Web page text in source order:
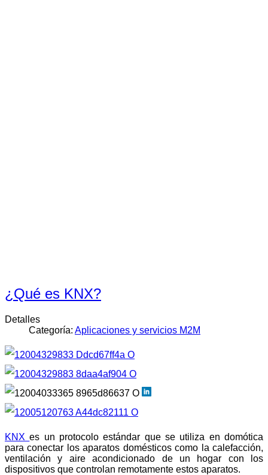
¿Qué es KNX?
Detalles
Categoría: Aplicaciones y servicios M2M
KNXes un protocolo estándar que se utiliza en domótica
para conectar los aparatos domésticos como la calefacción,
ventilación y aire acondicionado de un hogar con los
dispositivos que controlan remotamente estos aparatos.